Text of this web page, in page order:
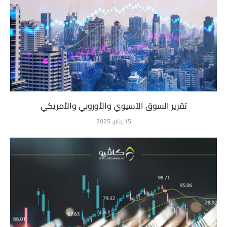
تقرير السوق الآسيوي والأوروبي والأمريكي
15 يناير، 2025